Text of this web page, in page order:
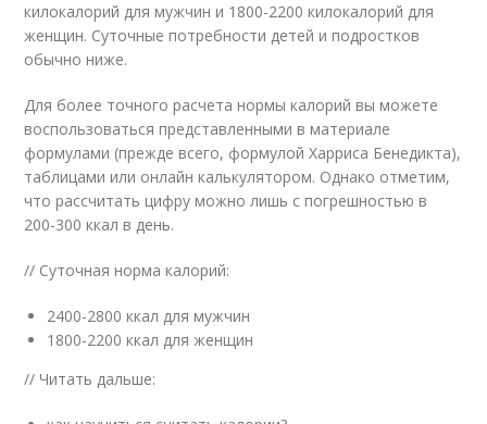
килокалорий для мужчин и 1800-2200 килокалорий для
женщин. Суточные потребности детей и подростков
обычно ниже.
Для более точного расчета нормы калорий вы можете
воспользоваться представленными в материале
формулами (прежде всего, формулой Харриса Бенедикта),
таблицами или онлайн калькулятором. Однако отметим,
что рассчитать цифру можно лишь с погрешностью в
200-300 ккал в день.
// Суточная норма калорий:
2400-2800 ккал для мужчин
1800-2200 ккал для женщин
// Читать дальше: